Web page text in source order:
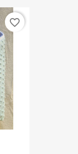
favorite_border